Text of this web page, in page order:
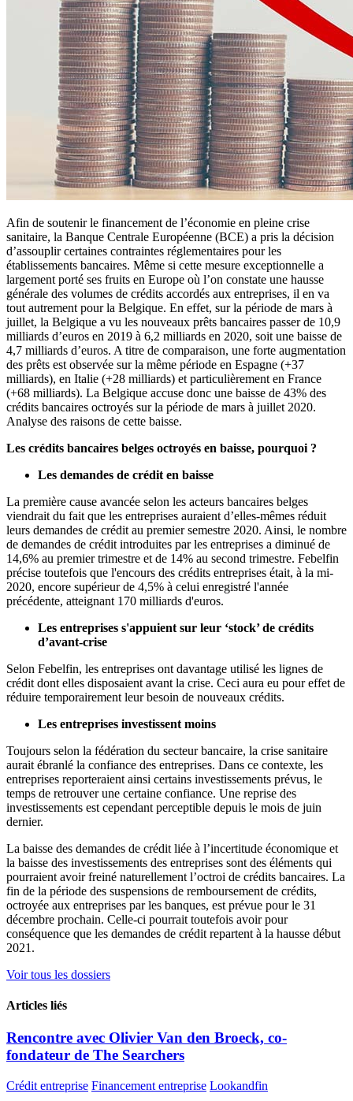
Afin de soutenir le financement de l’économie en pleine crise
sanitaire, la Banque Centrale Européenne (BCE) a pris la décision
d’assouplir certaines contraintes réglementaires pour les
établissements bancaires. Même si cette mesure exceptionnelle a
largement porté ses fruits en Europe où l’on constate une hausse
générale des volumes de crédits accordés aux entreprises, il en va
tout autrement pour la Belgique. En effet, sur la période de mars à
juillet, la Belgique a vu les nouveaux prêts bancaires passer de 10,9
milliards d’euros en 2019 à 6,2 milliards en 2020, soit une baisse de
4,7 milliards d’euros. A titre de comparaison, une forte augmentation
des prêts est observée sur la même période en Espagne (+37
milliards), en Italie (+28 milliards) et particulièrement en France
(+68 milliards). La Belgique accuse donc une baisse de 43% des
crédits bancaires octroyés sur la période de mars à juillet 2020.
Analyse des raisons de cette baisse.
Les crédits bancaires belges octroyés en baisse, pourquoi ?
Les demandes de crédit en baisse
La première cause avancée selon les acteurs bancaires belges
viendrait du fait que les entreprises auraient d’elles-mêmes réduit
leurs demandes de crédit au premier semestre 2020. Ainsi, le nombre
de demandes de crédit introduites par les entreprises a diminué de
14,6% au premier trimestre et de 14% au second trimestre. Febelfin
précise toutefois que l'encours des crédits entreprises était, à la mi-
2020, encore supérieur de 4,5% à celui enregistré l'année
précédente, atteignant 170 milliards d'euros.
Les entreprises s'appuient sur leur ‘stock’ de crédits
d’avant-crise
Selon Febelfin, les entreprises ont davantage utilisé les lignes de
crédit dont elles disposaient avant la crise. Ceci aura eu pour effet de
réduire temporairement leur besoin de nouveaux crédits.
Les entreprises investissent moins
Toujours selon la fédération du secteur bancaire, la crise sanitaire
aurait ébranlé la confiance des entreprises. Dans ce contexte, les
entreprises reporteraient ainsi certains investissements prévus, le
temps de retrouver une certaine confiance. Une reprise des
investissements est cependant perceptible depuis le mois de juin
dernier.
La baisse des demandes de crédit liée à l’incertitude économique et
la baisse des investissements des entreprises sont des éléments qui
pourraient avoir freiné naturellement l’octroi de crédits bancaires. La
fin de la période des suspensions de remboursement de crédits,
octroyée aux entreprises par les banques, est prévue pour le 31
décembre prochain. Celle-ci pourrait toutefois avoir pour
conséquence que les demandes de crédit repartent à la hausse début
2021.
Voir tous les dossiers
Articles liés
Rencontre avec Olivier Van den Broeck, co-
fondateur de The Searchers
Crédit entreprise Financement entreprise Lookandfin